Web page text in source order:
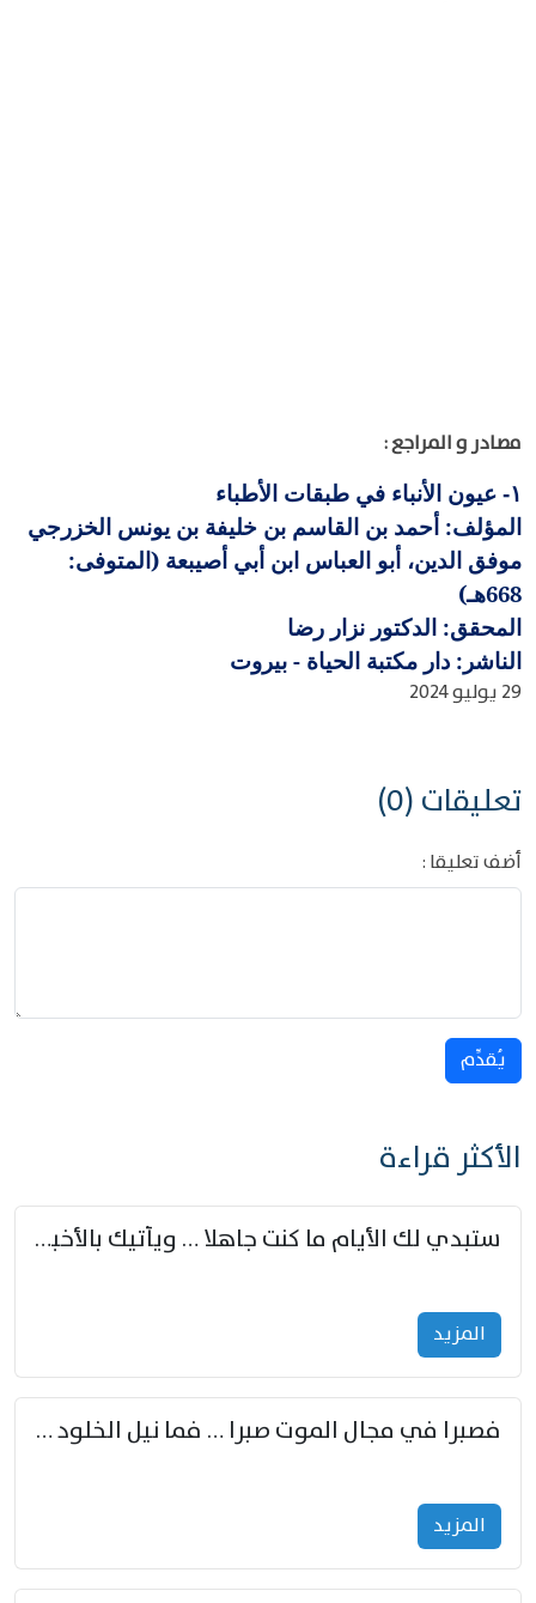
مصادر و المراجع :
١-
عيون الأنباء في طبقات الأطباء
المؤلف: أحمد بن القاسم بن خليفة بن يونس الخزرجي
موفق الدين، أبو العباس ابن أبي أصيبعة (المتوفى:
668هـ)
المحقق: الدكتور نزار رضا
الناشر: دار مكتبة الحياة - بيروت
29 يوليو 2024
تعليقات (0)
أضف تعليقا :
يُقدِّم
الأكثر قراءة
ستبدي لك الأيام ما كنت جاهلا … ويأتيك بالأخبار من لم تزوّد
المزید
فصبرا في مجال الموت صبرا … فما نيل الخلود بمستطاع
المزید